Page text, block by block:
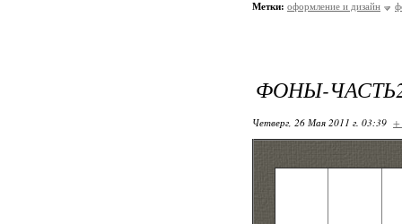
Метки: оформление и дизайн
ФОНЫ-
Четверг, 26 Мая 2011 г. 03:39 +